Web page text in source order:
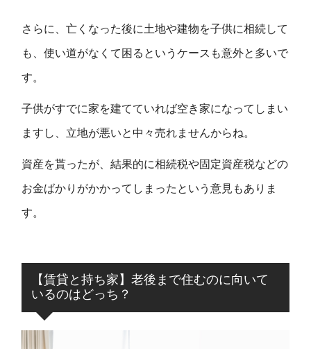
さらに、亡くなった後に土地や建物を子供に相続して
も、使い道がなくて困るというケースも意外と多いで
す。
子供がすでに家を建てていれば空き家になってしまい
ますし、立地が悪いと中々売れませんからね。
資産を貰ったが、結果的に相続税や固定資産税などの
お金ばかりがかかってしまったという意見もありま
す。
【賃貸と持ち家】老後まで住むのに向いて
いるのはどっち？